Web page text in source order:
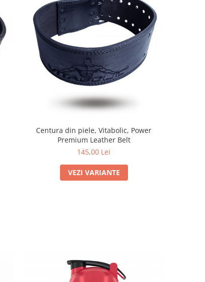
Centura din piele, Vitabolic, Power
Premium Leather Belt
145,00 Lei
VEZI VARIANTE